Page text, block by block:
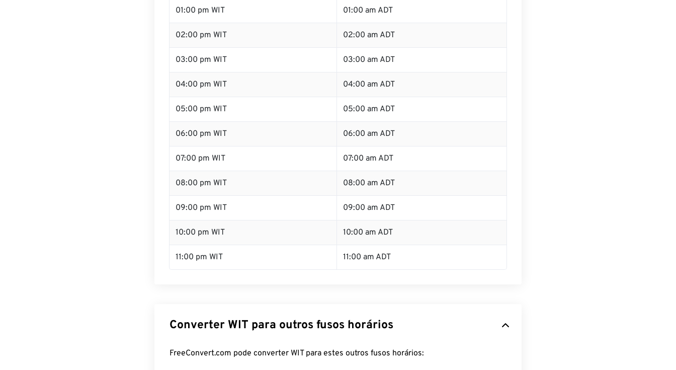
01:00 pm WIT 01:00 am ADT
02:00 pm WIT 02:00 am ADT
03:00 pm WIT 03:00 am ADT
04:00 pm WIT 04:00 am ADT
05:00 pm WIT 05:00 am ADT
06:00 pm WIT 06:00 am ADT
07:00 pm WIT 07:00 am ADT
08:00 pm WIT 08:00 am ADT
09:00 pm WIT 09:00 am ADT
10:00 pm WIT 10:00 am ADT
11:00 pm WIT 11:00 am ADT
Converter WIT para outros fusos horários
FreeConvert.com pode converter WIT para estes outros fusos horários: